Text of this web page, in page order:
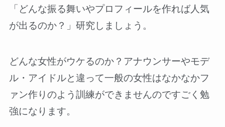
「どんな振る舞いやプロフィールを作れば人気
が出るのか？」研究しましょう。
どんな女性がウケるのか？アナウンサーやモデ
ル・アイドルと違って一般の女性はなかなかフ
ァン作りのよう訓練ができませんのですごく勉
強になります。